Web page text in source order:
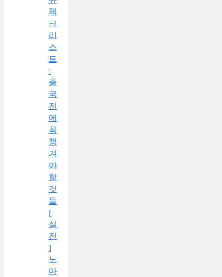
체
크
리
스
트
:
출
국
전
에
꼭
챙
겨
야
할
것
들
[
실
전
]
노
마